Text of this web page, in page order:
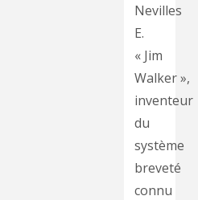
Nevilles
E.
« Jim
Walker »,
inventeur
du
système
breveté
connu